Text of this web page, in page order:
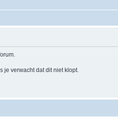
je verwacht dat dit niet klopt.